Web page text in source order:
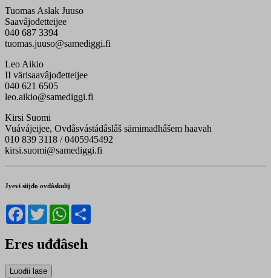
Tuomas Aslak Juuso
Saavâjođetteijee
040 687 3394
tuomas.juuso@samediggi.fi
Leo Aikio
II värisaavâjođetteijee
040 621 6505
leo.aikio@samediggi.fi
Kirsi Suomi
Vuávájeijee, Ovdâsvástádâslâš sämimađhâšem haavah
010 839 3118 / 0405945492
kirsi.suomi@samediggi.fi
Jyevi siijđo ovdâskulij
Facebook
TwitterWhatsApp
Eres uđđâseh